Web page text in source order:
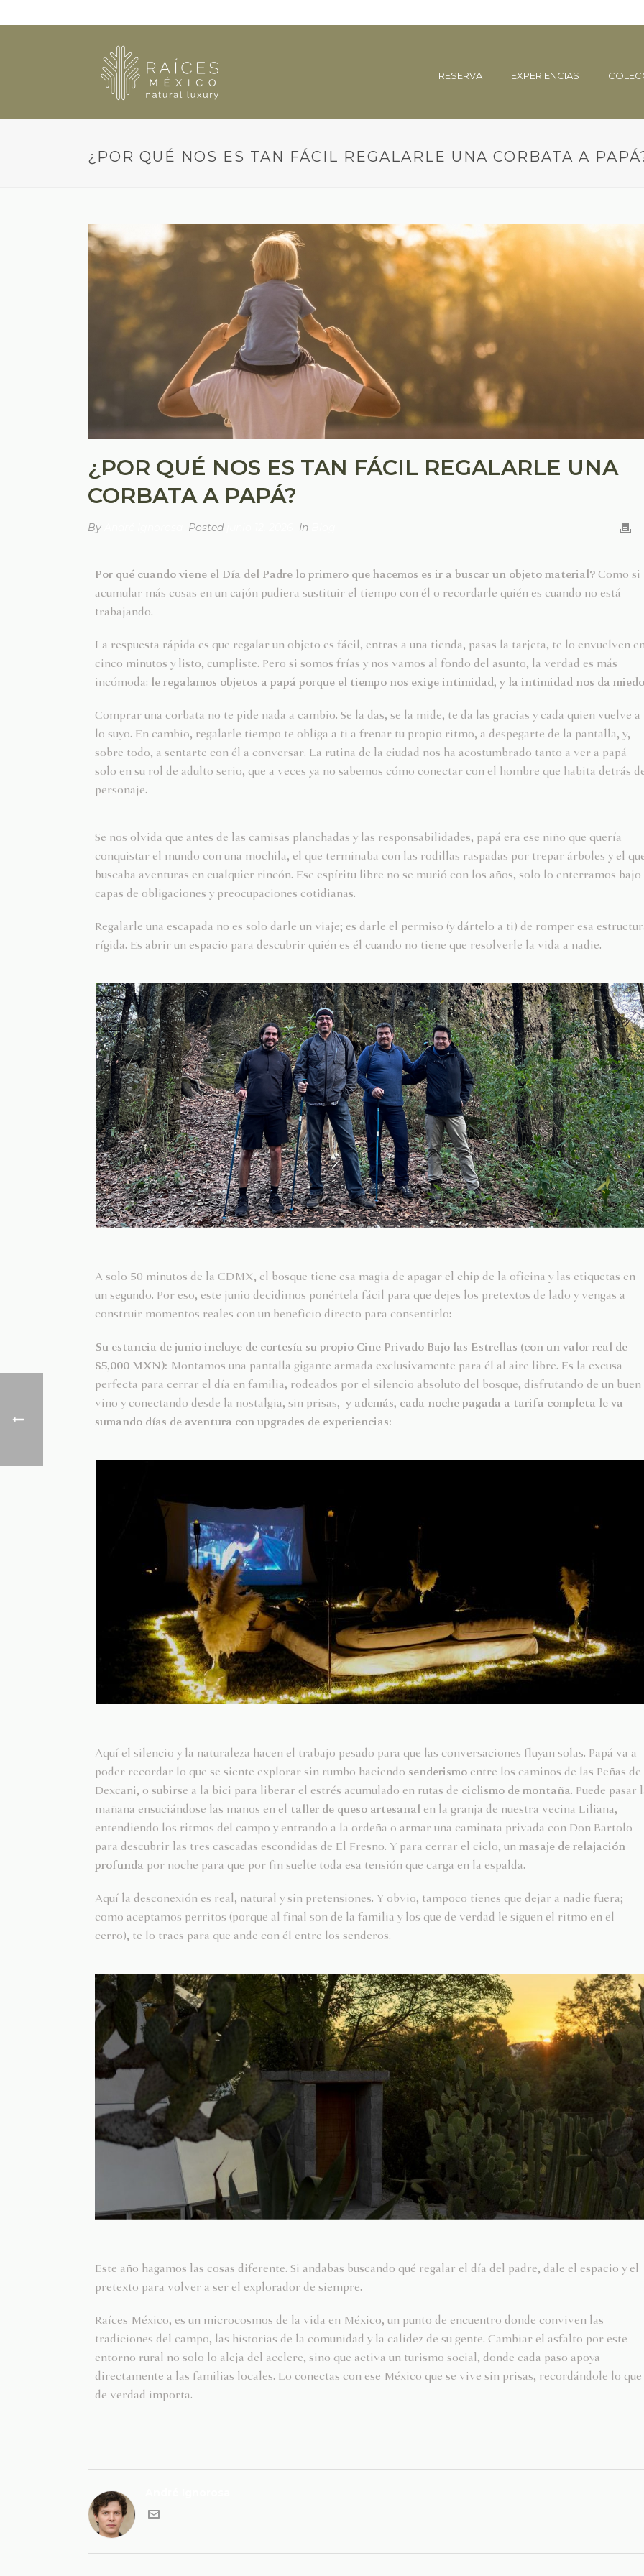
RESERVA EXPERIENCIAS
¿POR QUÉ NOS ES TAN FÁCIL REGALARLE UNA CORBATA A
¿POR QUÉ NOS ES TAN FÁCIL REGALARLE UNA
CORBATA A PAPÁ?
By Posted In
Por qué cuando viene el Día del Padre lo primero que hacemos es ir a buscar un objeto material? Como si
acumular más cosas en un cajón pudiera sustituir el tiempo con él o recordarle quién es cuando no está
trabajando.
La respuesta rápida es que regalar un objeto es fácil, entras a una tienda, pasas la tarjeta, te lo envuelven
cinco minutos y listo, cumpliste. Pero si somos frías y nos vamos al fondo del asunto, la verdad es más
incómoda: le regalamos objetos a papá porque el tiempo nos exige intimidad, y la intimidad nos da
Comprar una corbata no te pide nada a cambio. Se la das, se la mide, te da las gracias y cada quien vuelve a
lo suyo. En cambio, regalarle tiempo te obliga a ti a frenar tu propio ritmo, a despegarte de la pantalla, y,
sobre todo, a sentarte con él a conversar. La rutina de la ciudad nos ha acostumbrado tanto a ver a papá
solo en su rol de adulto serio, que a veces ya no sabemos cómo conectar con el hombre que habita detrás
personaje.
Se nos olvida que antes de las camisas planchadas y las responsabilidades, papá era ese niño que quería
conquistar el mundo con una mochila, el que terminaba con las rodillas raspadas por trepar árboles y el
buscaba aventuras en cualquier rincón. Ese espíritu libre no se murió con los años, solo lo enterramos bajo
capas de obligaciones y preocupaciones cotidianas.
Regalarle una escapada no es solo darle un viaje; es darle el permiso (y dártelo a ti) de romper esa
rígida. Es abrir un espacio para descubrir quién es él cuando no tiene que resolverle la vida a nadie.
A solo 50 minutos de la CDMX, el bosque tiene esa magia de apagar el chip de la oficina y las etiquetas en
un segundo. Por eso, este junio decidimos ponértela fácil para que dejes los pretextos de lado y vengas a
construir momentos reales con un beneficio directo para consentirlo:
Su estancia de junio incluye de cortesía su propio Cine Privado Bajo las Estrellas (con un valor real de
$5,000 MXN): Montamos una pantalla gigante armada exclusivamente para él al aire libre. Es la excusa
perfecta para cerrar el día en familia, rodeados por el silencio absoluto del bosque, disfrutando de un buen
vino y conectando desde la nostalgia, sin prisas, y además, cada noche pagada a tarifa completa le va
sumando días de aventura con upgrades de experiencias:
Aquí el silencio y la naturaleza hacen el trabajo pesado para que las conversaciones fluyan solas. Papá va a
poder recordar lo que se siente explorar sin rumbo haciendo senderismo entre los caminos de las Peñas de
Dexcani, o subirse a la bici para liberar el estrés acumulado en rutas de ciclismo de montaña. Puede pasar
mañana ensuciándose las manos en el taller de queso artesanal en la granja de nuestra vecina Liliana,
entendiendo los ritmos del campo y entrando a la ordeña o armar una caminata privada con Don Bartolo
para descubrir las tres cascadas escondidas de El Fresno. Y para cerrar el ciclo, un masaje de relajación
profunda por noche para que por fin suelte toda esa tensión que carga en la espalda.
Aquí la desconexión es real, natural y sin pretensiones. Y obvio, tampoco tienes que dejar a nadie fuera;
como aceptamos perritos (porque al final son de la familia y los que de verdad le siguen el ritmo en el
cerro), te lo traes para que ande con él entre los senderos.
Este año hagamos las cosas diferente. Si andabas buscando qué regalar el día del padre, dale el espacio y el
pretexto para volver a ser el explorador de siempre.
Raíces México, es un microcosmos de la vida en México, un punto de encuentro donde conviven las
tradiciones del campo, las historias de la comunidad y la calidez de su gente. Cambiar el asfalto por este
entorno rural no solo lo aleja del acelere, sino que activa un turismo social, donde cada paso apoya
directamente a las familias locales. Lo conectas con ese México que se vive sin prisas, recordándole lo que
de verdad importa.